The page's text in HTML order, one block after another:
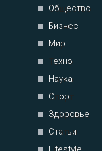
Общество
Бизнес
Мир
Техно
Наука
Спорт
Здоровье
Статьи